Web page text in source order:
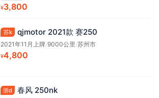
¥3,800
苏k qjmotor 2021款 赛250
2021年11月上牌/9000公里/苏州市
¥4,800
浙d 春风 250nk